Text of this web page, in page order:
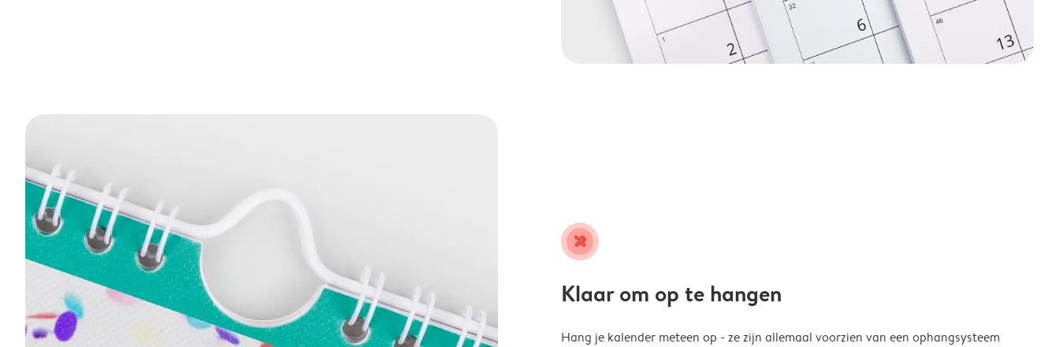
tools
Klaar om op te hangen
Hang je kalender meteen op - ze zijn allemaal voorzien van een ophangsysteem